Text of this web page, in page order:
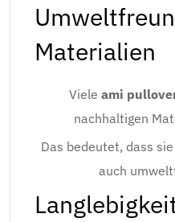
Materialien
Viele ami
nachhaltigen
Das bedeutet, dass
auch